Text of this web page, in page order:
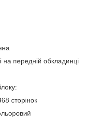
на передній обкладинці
сторінок